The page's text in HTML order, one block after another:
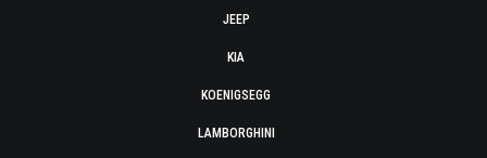
JEEP
KIA
KOENIGSEGG
LAMBORGHINI